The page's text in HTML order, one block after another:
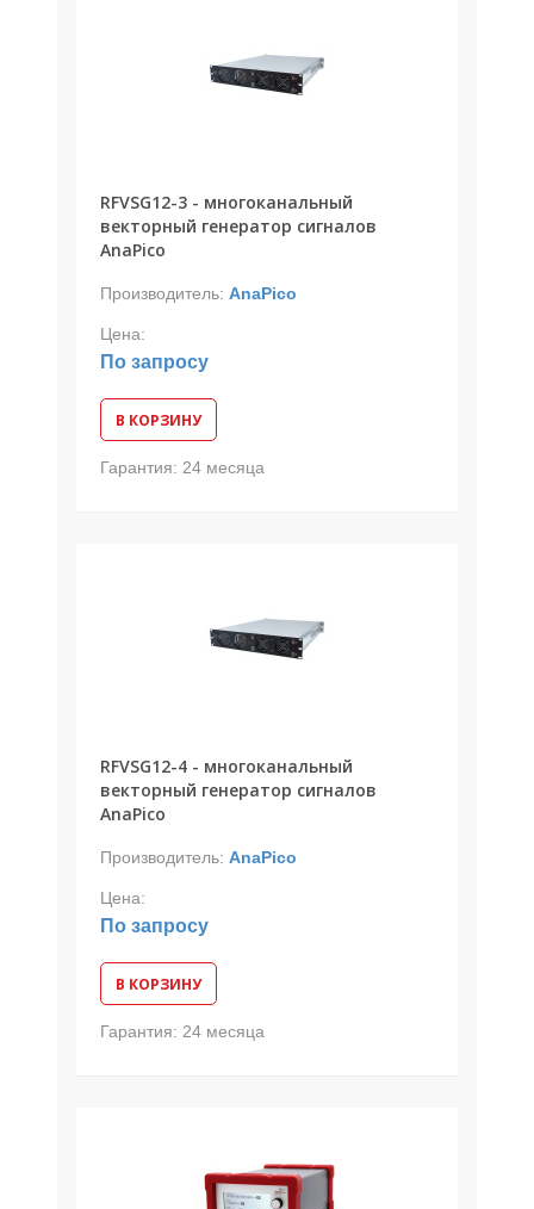
RFVSG12-3 - многоканальный
векторный генератор сигналов
AnaPico
Производитель: AnaPico
Цена:
По запросу
В КОРЗИНУ
Гарантия: 24 месяца
RFVSG12-4 - многоканальный
векторный генератор сигналов
AnaPico
Производитель: AnaPico
Цена:
По запросу
В КОРЗИНУ
Гарантия: 24 месяца